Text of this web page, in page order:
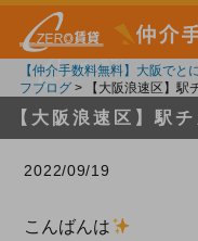
【仲介手数料無料】大阪で
フブログ> 【大阪浪速区】駅
【大阪浪速区】駅
2022/09/19
こんばんは